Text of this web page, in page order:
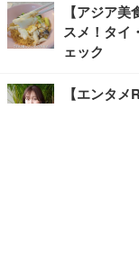
【アジア
スメ！タイ
ェック
【エンタ